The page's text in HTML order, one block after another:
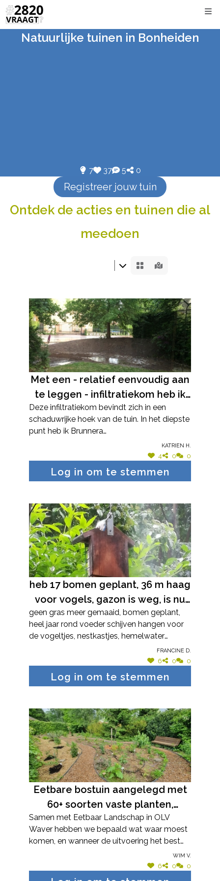
Natuurlijke tuinen in Bonheiden
7 37 5 0
Registreer jouw tuin
Ontdek de acties en tuinen die al
meedoen
Met een - relatief eenvoudig aan
te leggen - infiltratiekom heb ik
intussen een stukje nieuwe
biotoop gecreëerd. Het is
verblijfplekje geworden. Vroeger
zaten we nooit in de voortuin, nu
wel. Op warme dagen is het er
Deze infiltratiekom bevindt zich in een
schaduwrijke hoek van de tuin. In het diepste
punt heb ik Brunnera
macrophylla (Kaukasisch vergeet-mij-nietje)
geplant. Deze lentebloeier kan goed tegen
afwisselend natte en droge periodes en
verkiest schaduw. Zeer geschikt dus voor
Katrien H.
4 0 0
Log in om te stemmen
heb 17 bomen geplant, 36 m haag
voor vogels, gazon is weg, is nu
een wilde tuin, vijver laten
verwilderen, haag goed hoog
laten groeien, geen
bestrijdingsmiddelen, geen
verhardingen, regenwater van
het hoofdgebouw in
opvangton, wordt geledigd in de
vijver
geen gras meer gemaaid, bomen geplant,
heel jaar rond voeder schijven hangen voor
de vogeltjes, nestkastjes, hemelwater
opvangen voor begieten of de vijver aan te
Francine D.
6 0 0
Log in om te stemmen
Eetbare bostuin aangelegd met
60+ soorten vaste planten,
struiken, en bomen. Ook nog
aangelegd: mini-vijvertje,
inheemse biodiverse struiken,
Samen met Eetbaar Landschap in OLV
Waver hebben we bepaald wat waar moest
komen, en wanneer de uitvoering het best
gebeurde. We gingen volgens de principes
van de permacultuur tewerk. De bostuin was
eerst aan de beurt, daarna volgde de
Wim V.
6 0 0